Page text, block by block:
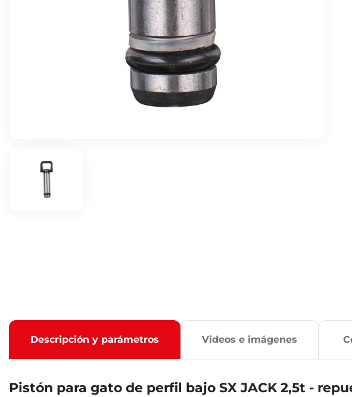
Descripción y parámetros Videos e imágenes
Pistón para gato de perfil bajo SX JACK 2,5t -